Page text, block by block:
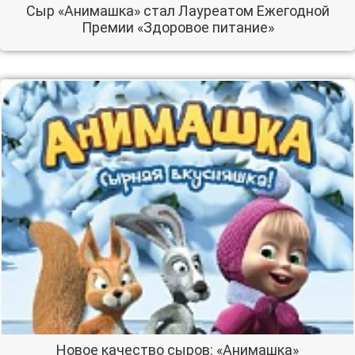
Сыр «Анимашка» стал Лауреатом Ежегодной
Премии «Здоровое питание»
Новое качество сыров: «Анимашка»